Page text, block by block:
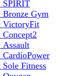
SPIRIT
Bronze Gym
VictoryFit
Assault
Fitness